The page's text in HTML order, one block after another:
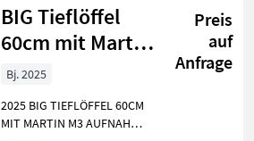
BIG Tieflöffel
60cm mit Martin
M3 Aufnahme
Preis
auf
Anfrage
Bj. 2025
2025 BIG TIEFLÖFFEL 60CM
MIT MARTIN M3 AUFNAHME